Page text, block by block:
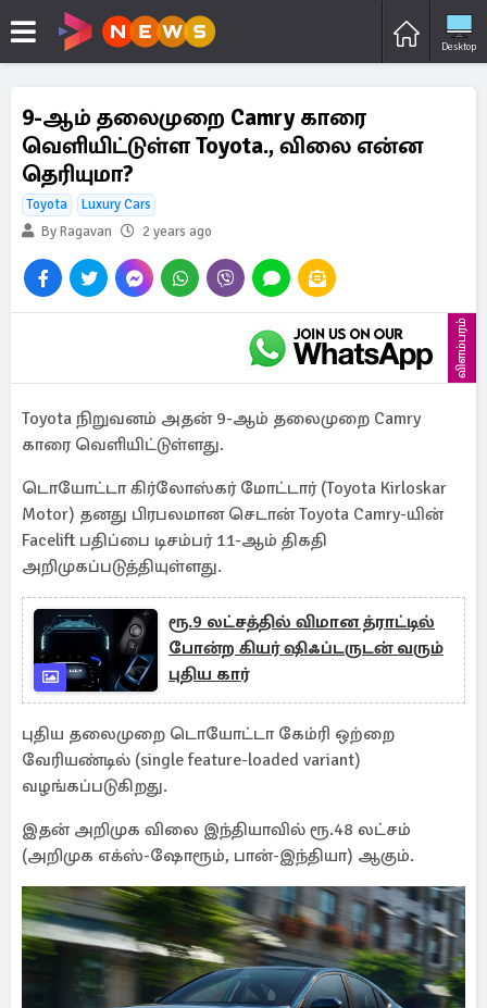
Desktop
9-ஆம் தலைமுறை Camry காரை
வெளியிட்டுள்ள Toyota., விலை என்ன
தெரியுமா?
Toyota
Luxury Cars
By Ragavan
2 years ago
விளம்பரம்
Toyota நிறுவனம் அதன் 9-ஆம் தலைமுறை Camry
காரை வெளியிட்டுள்ளது.
டொயோட்டா கிர்லோஸ்கர் மோட்டார் (Toyota Kirloskar
Motor) தனது பிரபலமான செடான் Toyota Camry-யின்
Facelift பதிப்பை டிசம்பர் 11-ஆம் திகதி
அறிமுகப்படுத்தியுள்ளது.
ரூ.9 லட்சத்தில் விமான த்ராட்டில்
போன்ற கியர் ஷிஃப்டருடன் வரும்
புதிய கார்
புதிய தலைமுறை டொயோட்டா கேம்ரி ஒற்றை
வேரியண்டில் (single feature-loaded variant)
வழங்கப்படுகிறது.
இதன் அறிமுக விலை இந்தியாவில் ரூ.48 லட்சம்
(அறிமுக எக்ஸ்-ஷோரூம், பான்-இந்தியா) ஆகும்.